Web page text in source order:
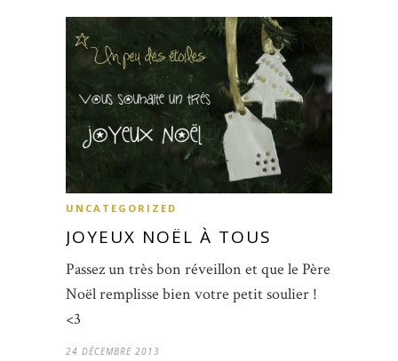
UNCATEGORIZED
JOYEUX NOËL À TOUS
Passez un très bon réveillon et que le Père
Noël remplisse bien votre petit soulier !
<3
24 DÉCEMBRE 2013